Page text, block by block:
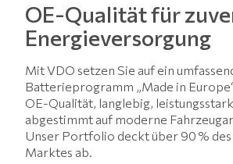
OE-Qualität für
Energieversorgung
Mit VDO setzen Sie auf ein
Batterieprogramm „Made in
OE-Qualität, langlebig,
abgestimmt auf moderne
Unser Portfolio deckt über 90 %
Marktes ab.